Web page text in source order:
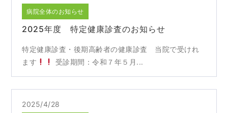
病院全体のお知らせ
2025年度 特定健康診査のお知らせ
特定健康診査・後期高齢者の健康診査 当院で受けれ
ます
受診期間：令和７年５月...
2025/4/28